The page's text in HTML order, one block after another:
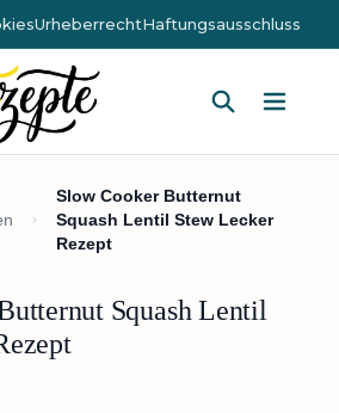
UrheberrechtHaftungsausschluss
Slow Cooker Butternut
Squash Lentil Stew Lecker
Rezept
Squash Lentil